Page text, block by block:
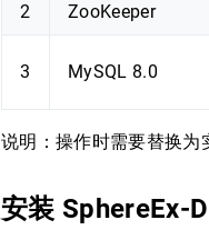
2 ZooKeeper
3 MySQL 8.0
说明：操作时需要替换为
安装 SphereEx-